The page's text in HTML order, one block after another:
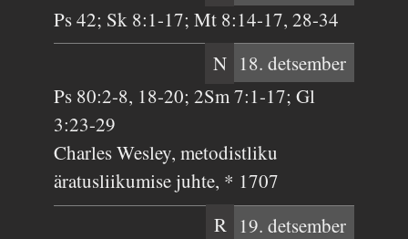
Ps 42; Sk 8:1-17; Mt 8:14-17, 28-34
N 18. detsember
Ps 80:2-8, 18-20; 2Sm 7:1-17; Gl
3:23-29
Charles Wesley, metodistliku
äratusliikumise juhte, * 1707
R 19. detsember